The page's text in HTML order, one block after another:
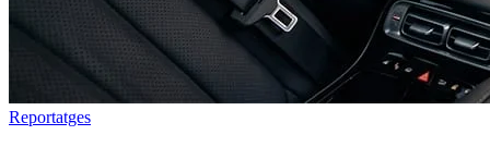
Reportatges